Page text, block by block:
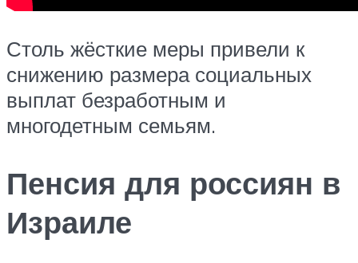
Столь жёсткие меры привели к
снижению размера социальных
выплат безработным и
многодетным семьям.
Пенсия для россиян в
Израиле